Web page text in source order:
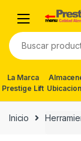
navigation
content
Buscar
por:
La Marca
Prestige Lift
Inicio